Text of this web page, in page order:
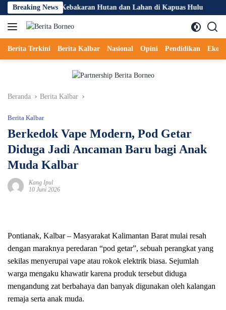
Langsung
ke
konten
Breaking NewsKebakaran Hutan dan Lahan di Kapuas Hulu
Berita Terkini Berita Kalbar Nasional Opini Pendidikan
Beranda Berita Kalbar
Berita Kalbar
Berkedok Vape Modern, Pod Getar
Diduga Jadi Ancaman Baru bagi Anak
Muda Kalbar
Kang Ipul
10 Juni 2026
Pontianak, Kalbar – Masyarakat Kalimantan Barat mulai resah
dengan maraknya peredaran “pod getar”, sebuah perangkat yang
sekilas menyerupai vape atau rokok elektrik biasa. Sejumlah
warga mengaku khawatir karena produk tersebut diduga
mengandung zat berbahaya dan banyak digunakan oleh kalangan
remaja serta anak muda.